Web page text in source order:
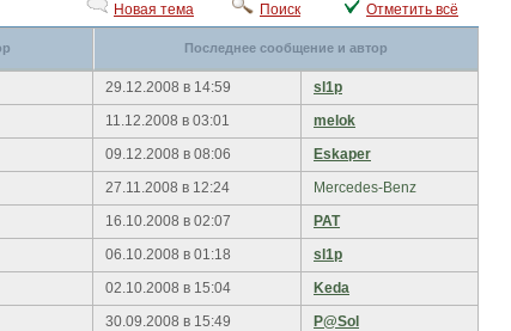
Новая тема Поиск Отметить всё
Последнее сообщение и автор
29.12.2008 в 14:59
sl1p
11.12.2008 в 03:01
melok
09.12.2008 в 08:06
Eskaper
27.11.2008 в 12:24
Mercedes-Benz
16.10.2008 в 02:07
PAT
06.10.2008 в 01:18
sl1p
02.10.2008 в 15:04
Keda
30.09.2008 в 15:49
P@Sol